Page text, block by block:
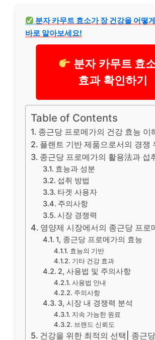
분자 카무트 효소가 장 건강을 어떻
바로 알아보세요!
분자 카무트 효소
효과 확인하기
Table of Contents
종근당 프로메가의 건강 효능 이
플랜트 기반 제품으로서의 경쟁
종근당 프로메가의 활용法과 섭
효능과 성분
섭취 방법
타겟 사용자
주의사항
시장 경쟁력
영양제 시장에서의 종근당 프로
1, 종근당 프로메가의 효능
효능의 기반
기타 건강 효과
2, 사용법 및 주의사항
사용법 안내
주의사항
3, 시장 내 경쟁력 분석
지속 가능한 원료
브랜드 신뢰도
건강을 위한 최적의 선택| 종근